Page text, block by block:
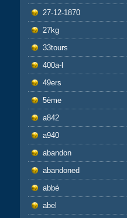
27-12-1870
27kg
33tours
400a-l
49ers
5ème
a842
a940
abandon
abandoned
abbé
abel